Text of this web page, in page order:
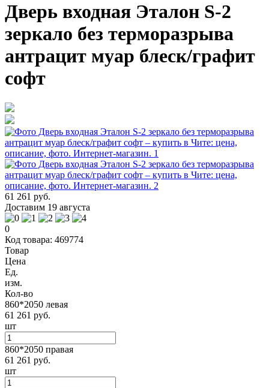
Дверь входная Эталон S-2
зеркало без терморазрыва
антрацит муар блеск/графит
софт
61 261 руб.
Доставим 19 августа
0
Код товара: 469774
Товар
Цена
Ед.
изм.
Кол-во
860*2050 левая
61 261 руб.
шт
860*2050 правая
61 261 руб.
шт